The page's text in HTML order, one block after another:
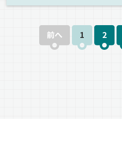
前へ 1 2